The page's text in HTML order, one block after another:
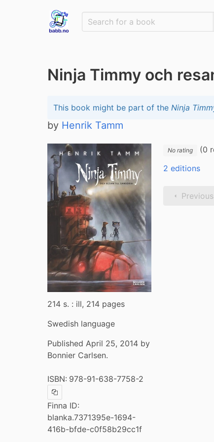
Ninja Timmy och
This book might be part of the Ninja
by Henrik Tamm
214 s. : ill, 214 pages
Swedish language
Published April 25, 2014 by
Bonnier Carlsen.
ISBN: 978-91-638-7758-2
Copy ISBN
Finna ID:
blanka.7371395e-1694-
416b-bfde-c0f58b29cc1f
No rating
(0
2 editions
Previous